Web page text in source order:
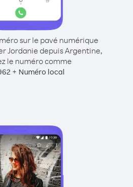
sur le pavé numérique
Jordanie depuis Argentine,
le numéro comme
+ Numéro local